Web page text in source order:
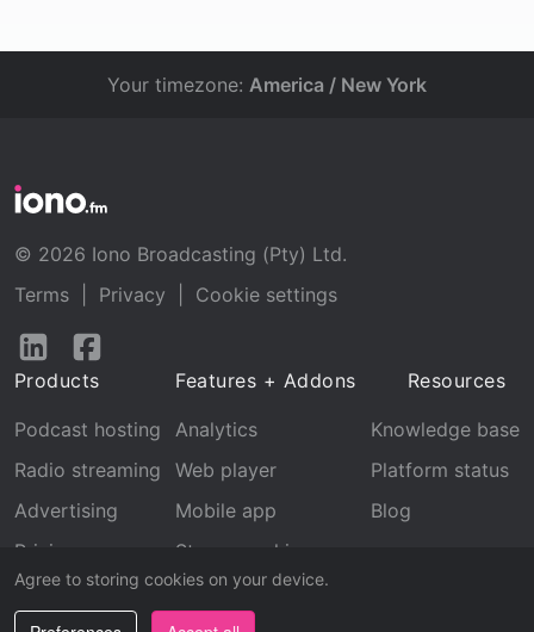
Agree to storing cookies on your device.
Your timezone: America / New York
© 2026 Iono Broadcasting (Pty) Ltd.
Terms
Privacy
Cookie settings
Follow
LinkedInFacebook
Products
Podcast hosting
Radio streaming
Advertising
Pricing
Features + Addons
Analytics
Web player
Mobile app
Stream archive
Recognition
Resources
Knowledge base
Platform status
Blog